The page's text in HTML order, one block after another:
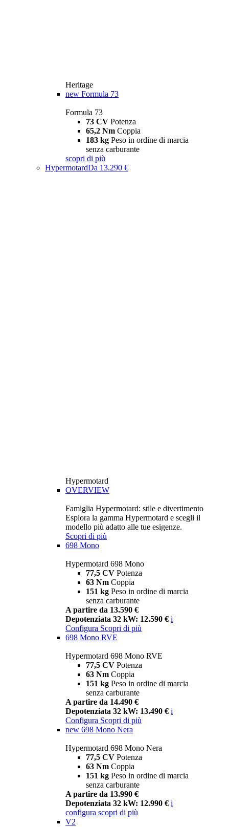
Heritage
new Formula 73
Formula 73
73 CV Potenza
65,2 Nm Coppia
183 kg Peso in ordine di marcia
senza carburante
scopri di più
HypermotardDa 13.290 €
Hypermotard
OVERVIEW
Famiglia Hypermotard: stile e divertimento
Esplora la gamma Hypermotard e scegli il
modello più adatto alle tue esigenze.
Scopri di più
698 Mono
Hypermotard 698 Mono
77,5 CV Potenza
63 Nm Coppia
151 kg Peso in ordine di marcia
senza carburante
A partire da 13.590 €
Depotenziata 32 kW: 12.590 € i
Configura Scopri di più
698 Mono RVE
Hypermotard 698 Mono RVE
77,5 CV Potenza
63 Nm Coppia
151 kg Peso in ordine di marcia
senza carburante
A partire da 14.490 €
Depotenziata 32 kW: 13.490 € i
Configura Scopri di più
new 698 Mono Nera
Hypermotard 698 Mono Nera
77,5 CV Potenza
63 Nm Coppia
151 kg Peso in ordine di marcia
senza carburante
A partire da 13.990 €
Depotenziata 32 kW: 12.990 € i
configura scopri di più
V2